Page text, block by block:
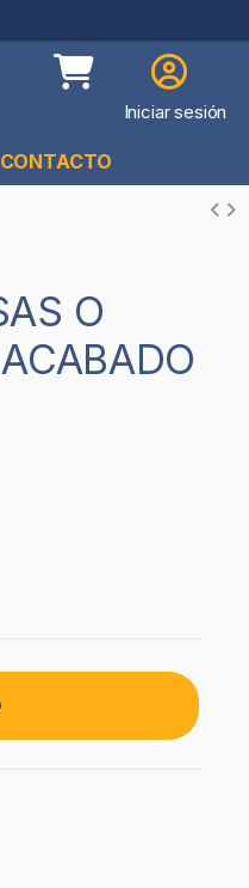
Iniciar sesión
CONTACTO